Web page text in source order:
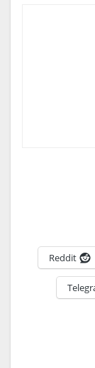
Reddit